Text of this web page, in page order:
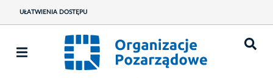
UŁATWIENIA DOSTĘPU